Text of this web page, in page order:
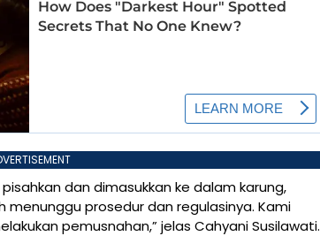
dan dimasukkan ke dalam karung,
prosedur dan regulasinya. Kami
pemusnahan,” jelas Cahyani Susilawati.